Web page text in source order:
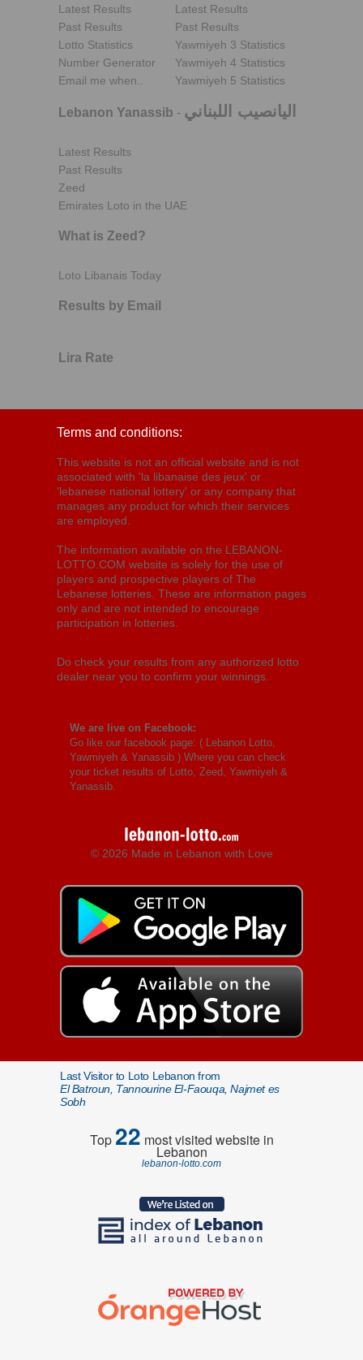
Latest Results
Past Results
Lotto Statistics
Number Generator
Email me when..
Latest Results
Past Results
Yawmiyeh 3 Statistics
Yawmiyeh 4 Statistics
Yawmiyeh 5 Statistics
Lebanon Yanassib - اليانصيب اللبناني
Latest Results
Past Results
Zeed
Emirates Loto in the UAE
What is Zeed?
Loto Libanais Today
Results by Email
Lira Rate
Terms and conditions:
This website is not an official website and is not
associated with 'la libanaise des jeux' or
'lebanese national lottery' or any company that
manages any product for which their services
are employed.
The information available on the LEBANON-
LOTTO.COM website is solely for the use of
players and prospective players of The
Lebanese lotteries. These are information pages
only and are not intended to encourage
participation in lotteries.
Do check your results from any authorized lotto
dealer near you to confirm your winnings.
We are live on Facebook:
Go like our facebook page: ( Lebanon Lotto,
Yawmiyeh & Yanassib ) Where you can check
your ticket results of Lotto, Zeed, Yawmiyeh &
Yanassib.
© 2026 Made in Lebanon with Love
Last Visitor to Loto Lebanon from
El Batroun, Tannourine El-Faouqa, Najmet es
Sobh
Top22 most visited website in
Lebanon
lebanon-lotto.com